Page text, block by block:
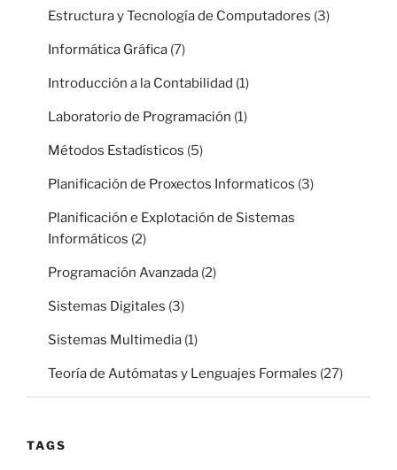
Estructura y Tecnología de Computadores (3)
Informática Gráfica (7)
Introducción a la Contabilidad (1)
Laboratorio de Programación (1)
Métodos Estadísticos (5)
Planificación de Proxectos Informaticos (3)
Planificación e Explotación de Sistemas
Informáticos (2)
Programación Avanzada (2)
Sistemas Digitales (3)
Sistemas Multimedia (1)
Teoría de Autómatas y Lenguajes Formales (27)
TAGS